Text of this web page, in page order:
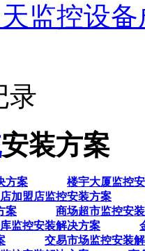
监控设
录
安装方案
方案
楼宇大厦监控
加盟店监控安装方案
案
商场超市监控安
监控安装解决方案
交易市场监控安装